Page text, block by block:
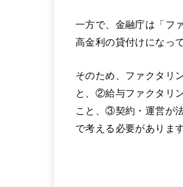
一方で、金融庁は「フ
高金利の貸付けになっ
そのため、ファクタリ
と、②給与ファクタリ
こと、③契約・運営が
で考える必要があります